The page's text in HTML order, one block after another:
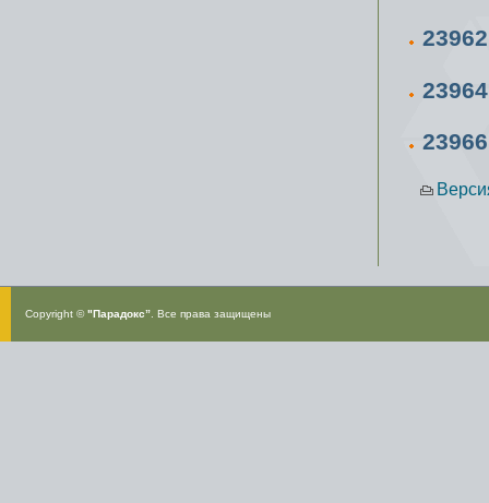
Copyright ©"Парадокс” . Все права защищены